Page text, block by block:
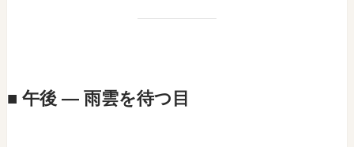
■ 午後 ― 雨雲を待つ目